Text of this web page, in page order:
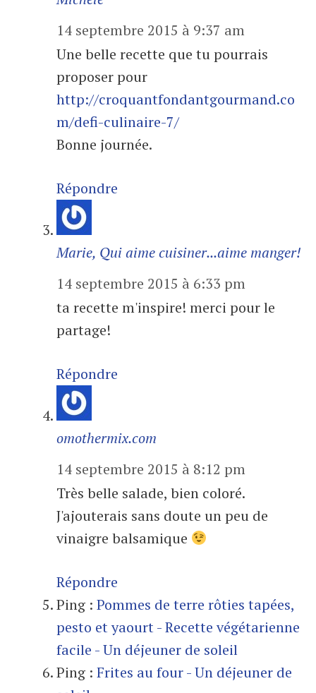
14 septembre 2015 à 9:37 am
Une belle recette que tu pourrais
proposer pour
http://croquantfondantgourmand.co
m/defi-culinaire-7/
Bonne journée.
Répondre
Marie, Qui aime cuisiner...aime manger!
14 septembre 2015 à 6:33 pm
ta recette m'inspire! merci pour le
partage!
Répondre
omothermix.com
14 septembre 2015 à 8:12 pm
Très belle salade, bien coloré.
J'ajouterais sans doute un peu de
vinaigre balsamique
Répondre
Ping : Pommes de terre rôties tapées,
pesto et yaourt - Recette végétarienne
facile - Un déjeuner de soleil
Ping : Frites au four - Un déjeuner de